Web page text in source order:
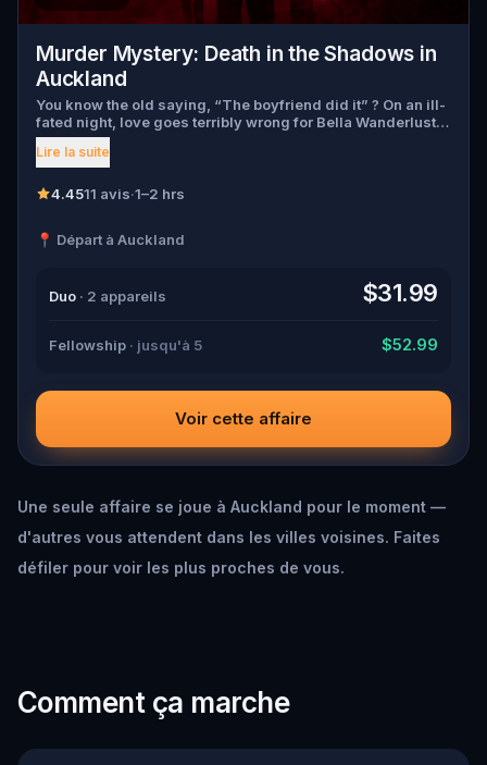
Murder Mystery: Death in the Shadows in
Auckland
You know the old saying, “The boyfriend did it” ? On an ill-
fated night, love goes terribly wrong for Bella Wanderlust
and Walter Bridges . Bella, a famous travel blogger, was
found dead during a ghost tour led by the theatrical Percy
Walter, the obsessed boyfriend? Percy, the ghost tour
suspects, and expose the real murderer before they strike
Lire la suite
4.4511 avis·1–2 hrs
📍 Départ à Auckland
Duo · 2 appareils $31.99
Fellowship · jusqu'à 5 $52.99
Voir cette affaire
Une seule affaire se joue à Auckland pour le moment —
d'autres vous attendent dans les villes voisines. Faites
défiler pour voir les plus proches de vous.
Comment ça marche